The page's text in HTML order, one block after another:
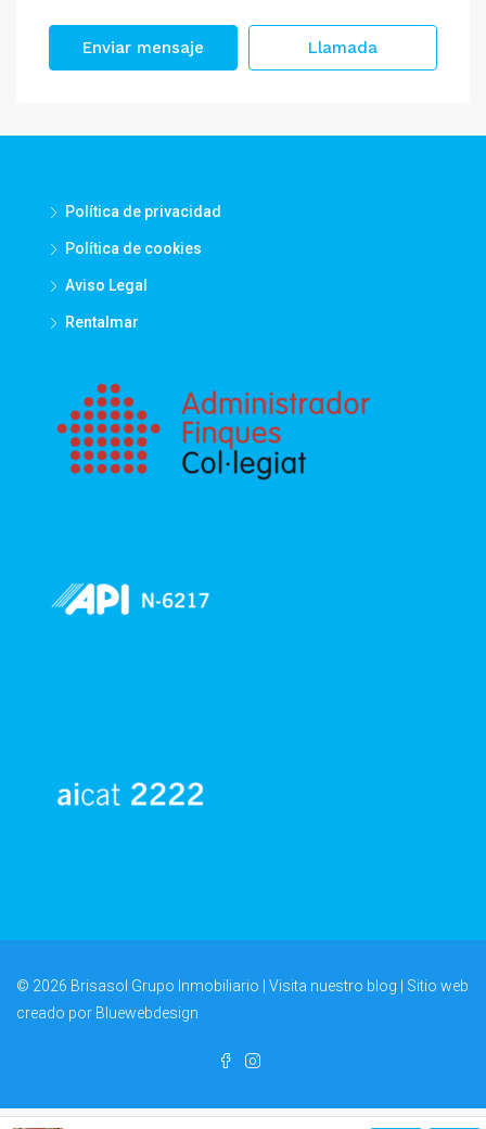
Enviar mensaje Llamada
Política de privacidad
Política de cookies
Aviso Legal
Rentalmar
© 2026 Brisasol Grupo Inmobiliario | Visita nuestro blog | Sitio web
creado por Bluewebdesign